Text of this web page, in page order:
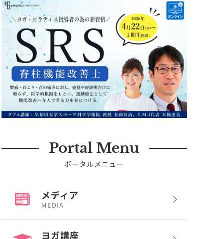
Portal Menu
ポータルメニュー
メディア
MEDIA
ヨガ講座